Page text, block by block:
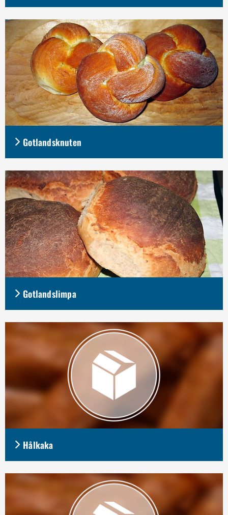
Gotlandsknuten
Gotlandslimpa
Hålkaka